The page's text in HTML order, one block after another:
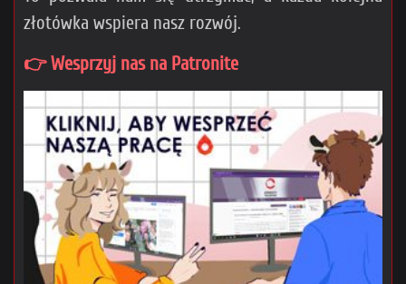
złotówka wspiera nasz rozwój.
👉 Wesprzyj nas na Patronite